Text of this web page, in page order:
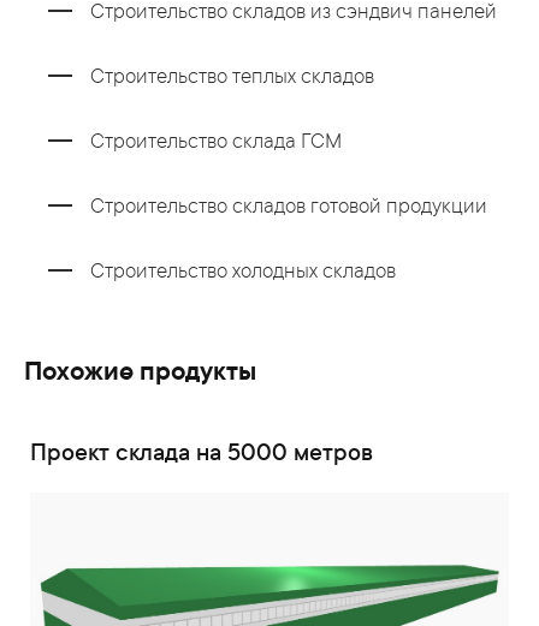
Строительство складов из сэндвич панелей
Строительство теплых складов
Строительство склада ГСМ
Строительство складов готовой продукции
Строительство холодных складов
Похожие продукты
Проект склада на 5000 метров